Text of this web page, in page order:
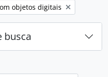
filtro:
objetos digitais
busca